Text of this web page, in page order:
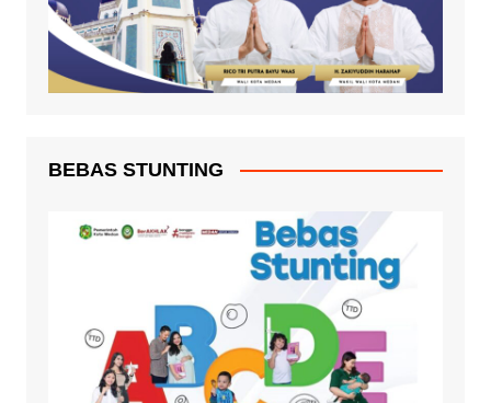
BEBAS STUNTING